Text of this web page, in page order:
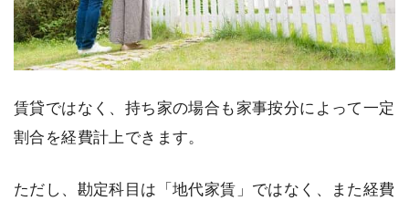
賃貸ではなく、持ち家の場合も家事按分によって一定
割合を経費計上できます。
ただし、勘定科目は「地代家賃」ではなく、また経費